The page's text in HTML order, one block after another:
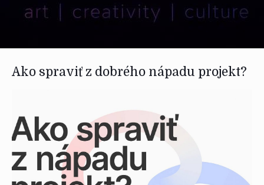
Ako spraviť z dobrého nápadu projekt?